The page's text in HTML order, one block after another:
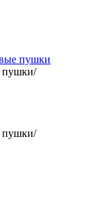
пушки
пушки/
пушки/